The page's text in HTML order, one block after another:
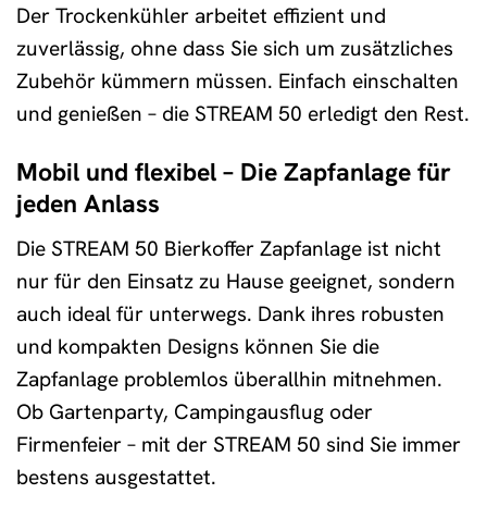
Der Trockenkühler arbeitet effizient und
zuverlässig, ohne dass Sie sich um zusätzliches
Zubehör kümmern müssen. Einfach einschalten
und genießen – die STREAM 50 erledigt den Rest.
Mobil und flexibel – Die Zapfanlage für
jeden Anlass
Die STREAM 50 Bierkoffer Zapfanlage ist nicht
nur für den Einsatz zu Hause geeignet, sondern
auch ideal für unterwegs. Dank ihres robusten
und kompakten Designs können Sie die
Zapfanlage problemlos überallhin mitnehmen.
Ob Gartenparty, Campingausflug oder
Firmenfeier – mit der STREAM 50 sind Sie immer
bestens ausgestattet.